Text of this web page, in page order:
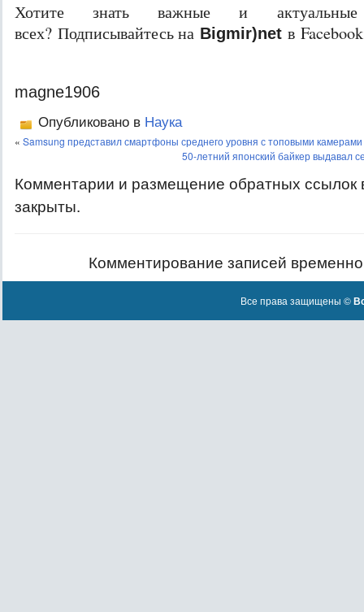
Хотите знать важные и
всех? Подписывайтесь на Bigmir)net в
magne1906
Опубликовано в Наука
« Samsung представил смартфоны среднего уровня с топовыми
50-летний японский байкер выдавал
Комментарии и размещение обратных ссылок
закрыты.
Комментирование записей
Все права защищены ©